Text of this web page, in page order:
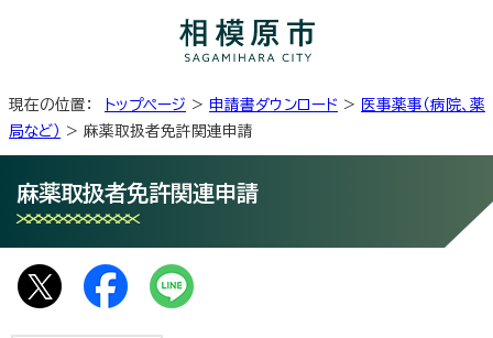
現在の位置： トップページ > 申請書ダウンロード > 医事薬事（病院、薬
局など） > 麻薬取扱者免許関連申請
麻薬取扱者免許関連申請